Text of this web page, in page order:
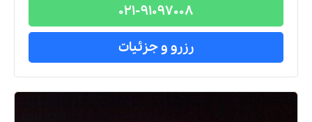
021-91097008
رزرو و جزئیات